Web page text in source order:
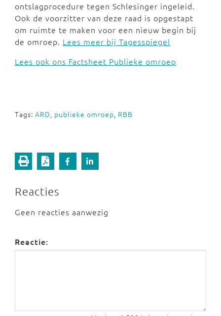
ontslagprocedure tegen Schlesinger ingeleid.
Ook de voorzitter van deze raad is opgestapt
om ruimte te maken voor een nieuw begin bij
de omroep. Lees meer bij Tagesspiegel
Lees ook ons Factsheet Publieke omroep
Tags: ARD, publieke omroep, RBB
Reacties
Geen reacties aanwezig
Reactie: